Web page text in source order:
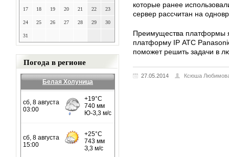
17 18 19 20 21 22 23
24 25 26 27 28 29 30
31
Погода в регионе
Белая Холуница
которые ранее
сервер рассчитан на
Преимущества платформы
платформу IP АТС
поможет решить задачи в
27.05.2014 Ксюша